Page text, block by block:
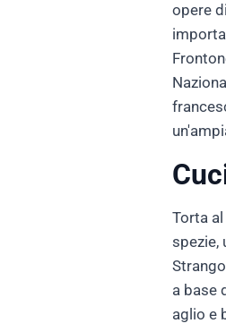
opere
Torta
spezie,
a base
aglio e